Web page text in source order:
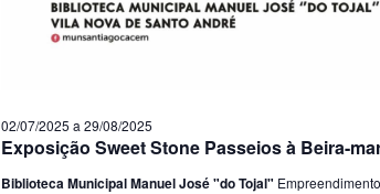
Exposição Sweet Stone Passeios à Beira-
02/07/2025 a 29/08/2025
Biblioteca Municipal Manuel José "do Tojal"